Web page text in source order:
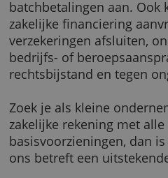
Een creditcard maakt
pakket, maar je kunt
eenMastercard
jaar.
Wat verder ontbreekt
zoals bankgaranties
batchbetalingen aan.